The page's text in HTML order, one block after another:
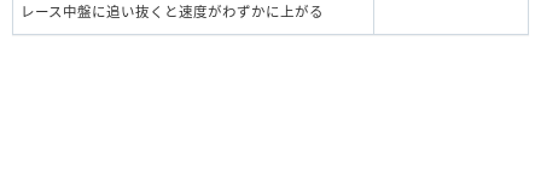
レース中盤に追い抜くと速度がわずかに上がる